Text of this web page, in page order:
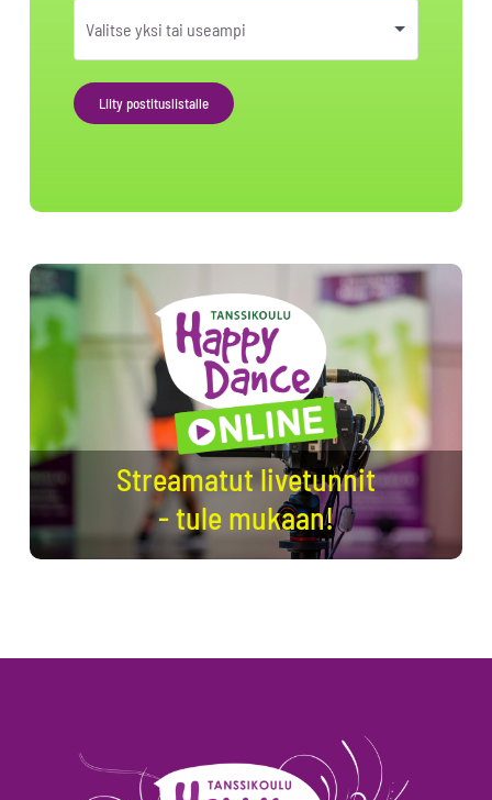
Liity postituslistalle
Streamatut livetunnit
- tule mukaan!